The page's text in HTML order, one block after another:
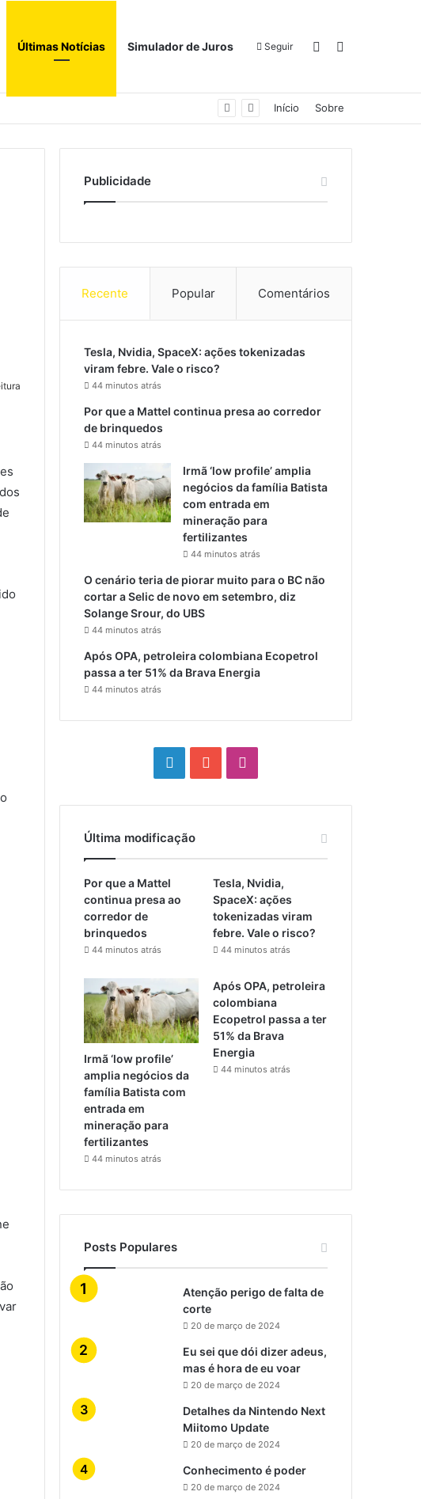
Últimas Notícias Simulador de Juros Seguir Switch skin
Início Sobre
Publicidade
Recente Popular Comentários
Tesla, Nvidia, SpaceX: ações tokenizadas
viram febre. Vale o risco?
44 minutos atrás
Por que a Mattel continua presa ao corredor
de brinquedos
44 minutos atrás
Irmã ‘low profile’ amplia
negócios da família Batista
com entrada em
mineração para
fertilizantes
44 minutos atrás
O cenário teria de piorar muito para o BC não
cortar a Selic de novo em setembro, diz
Solange Srour, do UBS
44 minutos atrás
Após OPA, petroleira colombiana Ecopetrol
passa a ter 51% da Brava Energia
44 minutos atrás
LinkedinYouTube
Última modificação
Por que a Mattel
continua presa ao
corredor de
brinquedos
44 minutos atrás
Tesla, Nvidia,
SpaceX: ações
tokenizadas viram
febre. Vale o risco?
44 minutos atrás
Irmã ‘low profile’
amplia negócios da
família Batista com
entrada em
mineração para
fertilizantes
44 minutos atrás
Após OPA, petroleira
colombiana
Ecopetrol passa a ter
51% da Brava
Energia
44 minutos atrás
Posts Populares
Atenção perigo de falta de
corte
20 de março de 2024
Eu sei que dói dizer adeus,
mas é hora de eu voar
20 de março de 2024
Detalhes da Nintendo Next
Miitomo Update
20 de março de 2024
Conhecimento é poder
20 de março de 2024